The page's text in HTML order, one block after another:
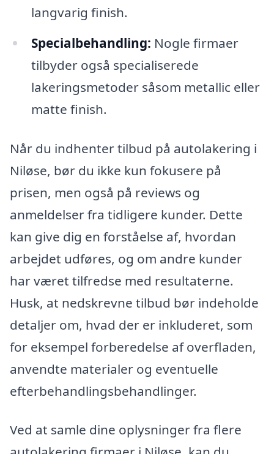
langvarig finish.
Specialbehandling: Nogle firmaer
tilbyder også specialiserede
lakeringsmetoder såsom metallic eller
matte finish.
Når du indhenter tilbud på autolakering i
Niløse, bør du ikke kun fokusere på
prisen, men også på reviews og
anmeldelser fra tidligere kunder. Dette
kan give dig en forståelse af, hvordan
arbejdet udføres, og om andre kunder
har været tilfredse med resultaterne.
Husk, at nedskrevne tilbud bør indeholde
detaljer om, hvad der er inkluderet, som
for eksempel forberedelse af overfladen,
anvendte materialer og eventuelle
efterbehandlingsbehandlinger.
Ved at samle dine oplysninger fra flere